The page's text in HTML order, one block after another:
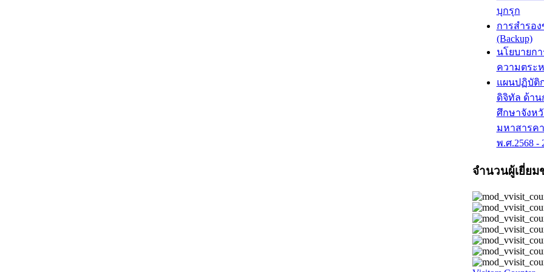
บุกรุก
การสำรอ
(Backup)
นโยบายก
ความตระ
แผนปฏิบัติ
ดิจิทัล ด้าน
ศึกษาจังห
มหาสารค
พ.ศ.2568 -
จำนวนผู้เยี่ยม